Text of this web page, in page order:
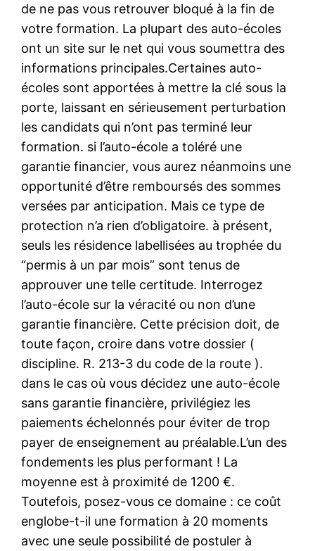
de ne pas vous retrouver bloqué à la fin de
votre formation. La plupart des auto-écoles
ont un site sur le net qui vous soumettra des
informations principales.Certaines auto-
écoles sont apportées à mettre la clé sous la
porte, laissant en sérieusement perturbation
les candidats qui n’ont pas terminé leur
formation. si l’auto-école a toléré une
garantie financier, vous aurez néanmoins une
opportunité d’être remboursés des sommes
versées par anticipation. Mais ce type de
protection n’a rien d’obligatoire. à présent,
seuls les résidence labellisées au trophée du
“permis à un par mois” sont tenus de
approuver une telle certitude. Interrogez
l’auto-école sur la véracité ou non d’une
garantie financière. Cette précision doit, de
toute façon, croire dans votre dossier (
discipline. R. 213-3 du code de la route ).
dans le cas où vous décidez une auto-école
sans garantie financière, privilégiez les
paiements échelonnés pour éviter de trop
payer de enseignement au préalable.L’un des
fondements les plus performant ! La
moyenne est à proximité de 1200 €.
Toutefois, posez-vous ce domaine : ce coût
englobe-t-il une formation à 20 moments
avec une seule possibilité de postuler à